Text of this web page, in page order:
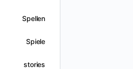
Spellen
Spiele
stories